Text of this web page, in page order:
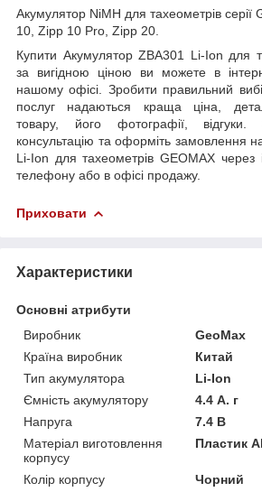
Акумулятор NiMH для тахеометрів
10, Zipp 10 Pro, Zipp 20.
Купити Акумулятор ZBA301 Li-Ion для
за вигідною ціною ви можете в
нашому офісі. Зробити правильний
послуг надаються краща ціна,
товару, його фотографії,
консультацію та оформіть замовлення
Li-Ion для тахеометрів GEOMAX через
телефону або в офісі продажу.
Приховати
Характеристики
Основні атрибути
Виробник
GeoMax
Країна виробник
Китай
Тип акумулятора
Li-Ion
Ємність акумулятору
4.4 А. г
Напруга
7.4 В
Матеріал виготовлення
корпусу
Пластик
Колір корпусу
Чорний